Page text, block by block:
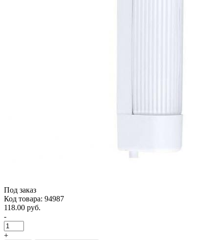
Под заказ
Код товара: 94987
118.00 руб.
-
+